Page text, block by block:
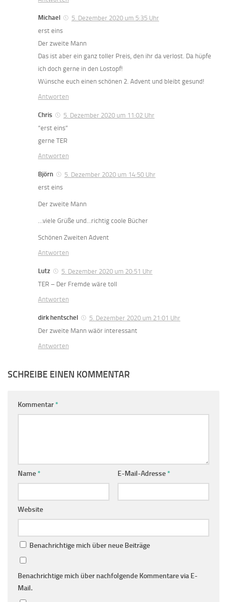
Michael
5. Dezember 2020 um 5:35 Uhr
erst eins
Der zweite Mann
Das ist aber ein ganz toller Preis, den ihr da verlost. Da hüpfe
ich doch gerne in den Lostopf!
Wünsche euch einen schönen 2. Advent und bleibt gesund!
Antworten
Chris
5. Dezember 2020 um 11:02 Uhr
“erst eins”
gerne TER
Antworten
Björn
5. Dezember 2020 um 14:50 Uhr
erst eins
Der zweite Mann
…viele Grüße und…richtig coole Bücher
Schönen Zweiten Advent
Antworten
Lutz
5. Dezember 2020 um 20:51 Uhr
TER – Der Fremde wäre toll
Antworten
dirk hentschel
5. Dezember 2020 um 21:01 Uhr
Der zweite Mann wäör interessant
Antworten
SCHREIBE EINEN KOMMENTAR
Kommentar*
Name* E-Mail-Adresse*
Website
Benachrichtige mich über neue Beiträge
Benachrichtige mich über nachfolgende Kommentare via E-
Mail.